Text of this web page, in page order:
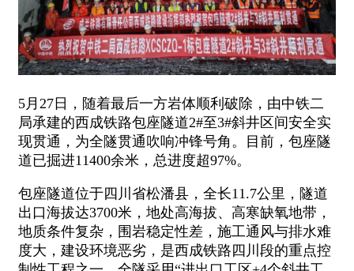
5月27日，随着最后一方岩体顺利破除，由中铁二
局承建的西成铁路包座隧道2#至3#斜井区间安全实
现贯通，为全隧贯通吹响冲锋号角。目前，包座隧
道已掘进11400余米，总进度超97%。
包座隧道位于四川省松潘县，全长11.7公里，隧道
出口海拔达3700米，地处高海拔、高寒缺氧地带，
地质条件复杂，围岩稳定性差，施工通风与排水难
度大，建设环境恶劣，是西成铁路四川段的重点控